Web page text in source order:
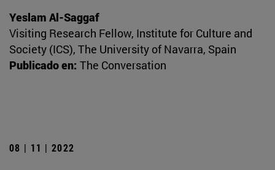
Yeslam Al-Saggaf
Visiting Research Fellow, Institute for Culture and
Society (ICS), The University of Navarra, Spain
Publicado en: The Conversation
08 | 11 | 2022